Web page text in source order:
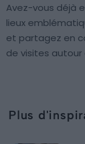
Avez-vous déjà
lieux
et partagez en
de visites autour
Plus